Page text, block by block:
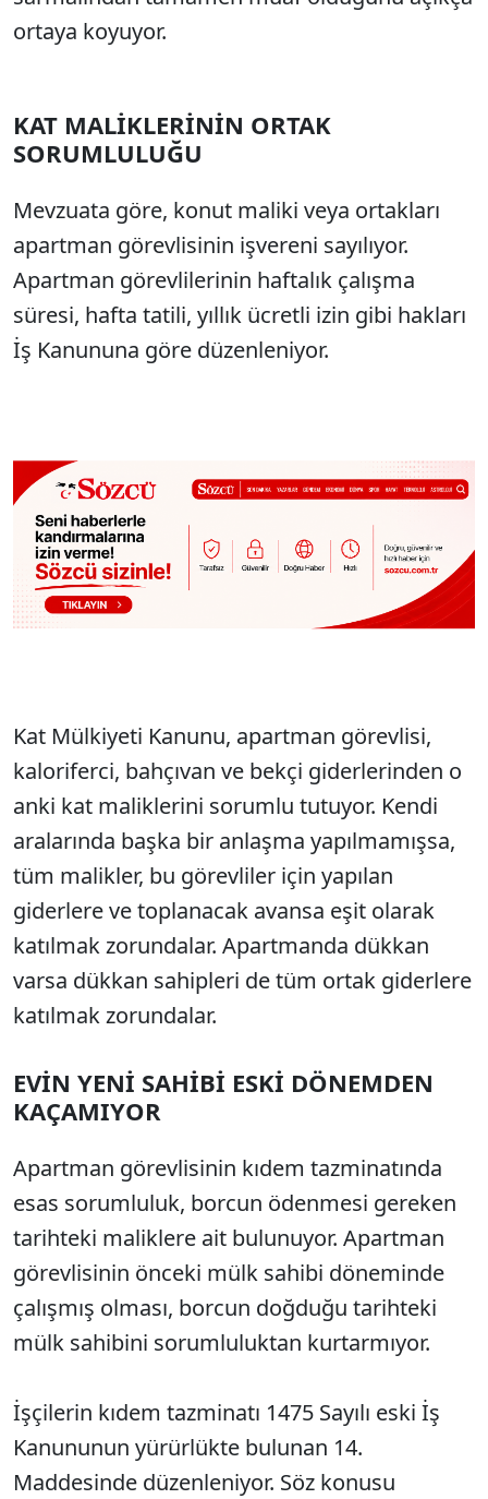
ortaya koyuyor.
KAT MALİKLERİNİN ORTAK
SORUMLULUĞU
Mevzuata göre, konut maliki veya ortakları
apartman görevlisinin işvereni sayılıyor.
Apartman görevlilerinin haftalık çalışma
süresi, hafta tatili, yıllık ücretli izin gibi hakları
İş Kanununa göre düzenleniyor.
Kat Mülkiyeti Kanunu, apartman görevlisi,
kaloriferci, bahçıvan ve bekçi giderlerinden o
anki kat maliklerini sorumlu tutuyor. Kendi
aralarında başka bir anlaşma yapılmamışsa,
tüm malikler, bu görevliler için yapılan
giderlere ve toplanacak avansa eşit olarak
katılmak zorundalar. Apartmanda dükkan
varsa dükkan sahipleri de tüm ortak giderlere
katılmak zorundalar.
EVİN YENİ SAHİBİ ESKİ DÖNEMDEN
KAÇAMIYOR
Apartman görevlisinin kıdem tazminatında
esas sorumluluk, borcun ödenmesi gereken
tarihteki maliklere ait bulunuyor. Apartman
görevlisinin önceki mülk sahibi döneminde
çalışmış olması, borcun doğduğu tarihteki
mülk sahibini sorumluluktan kurtarmıyor.
İşçilerin kıdem tazminatı 1475 Sayılı eski İş
Kanununun yürürlükte bulunan 14.
Maddesinde düzenleniyor. Söz konusu